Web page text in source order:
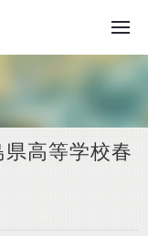
県高等学校春